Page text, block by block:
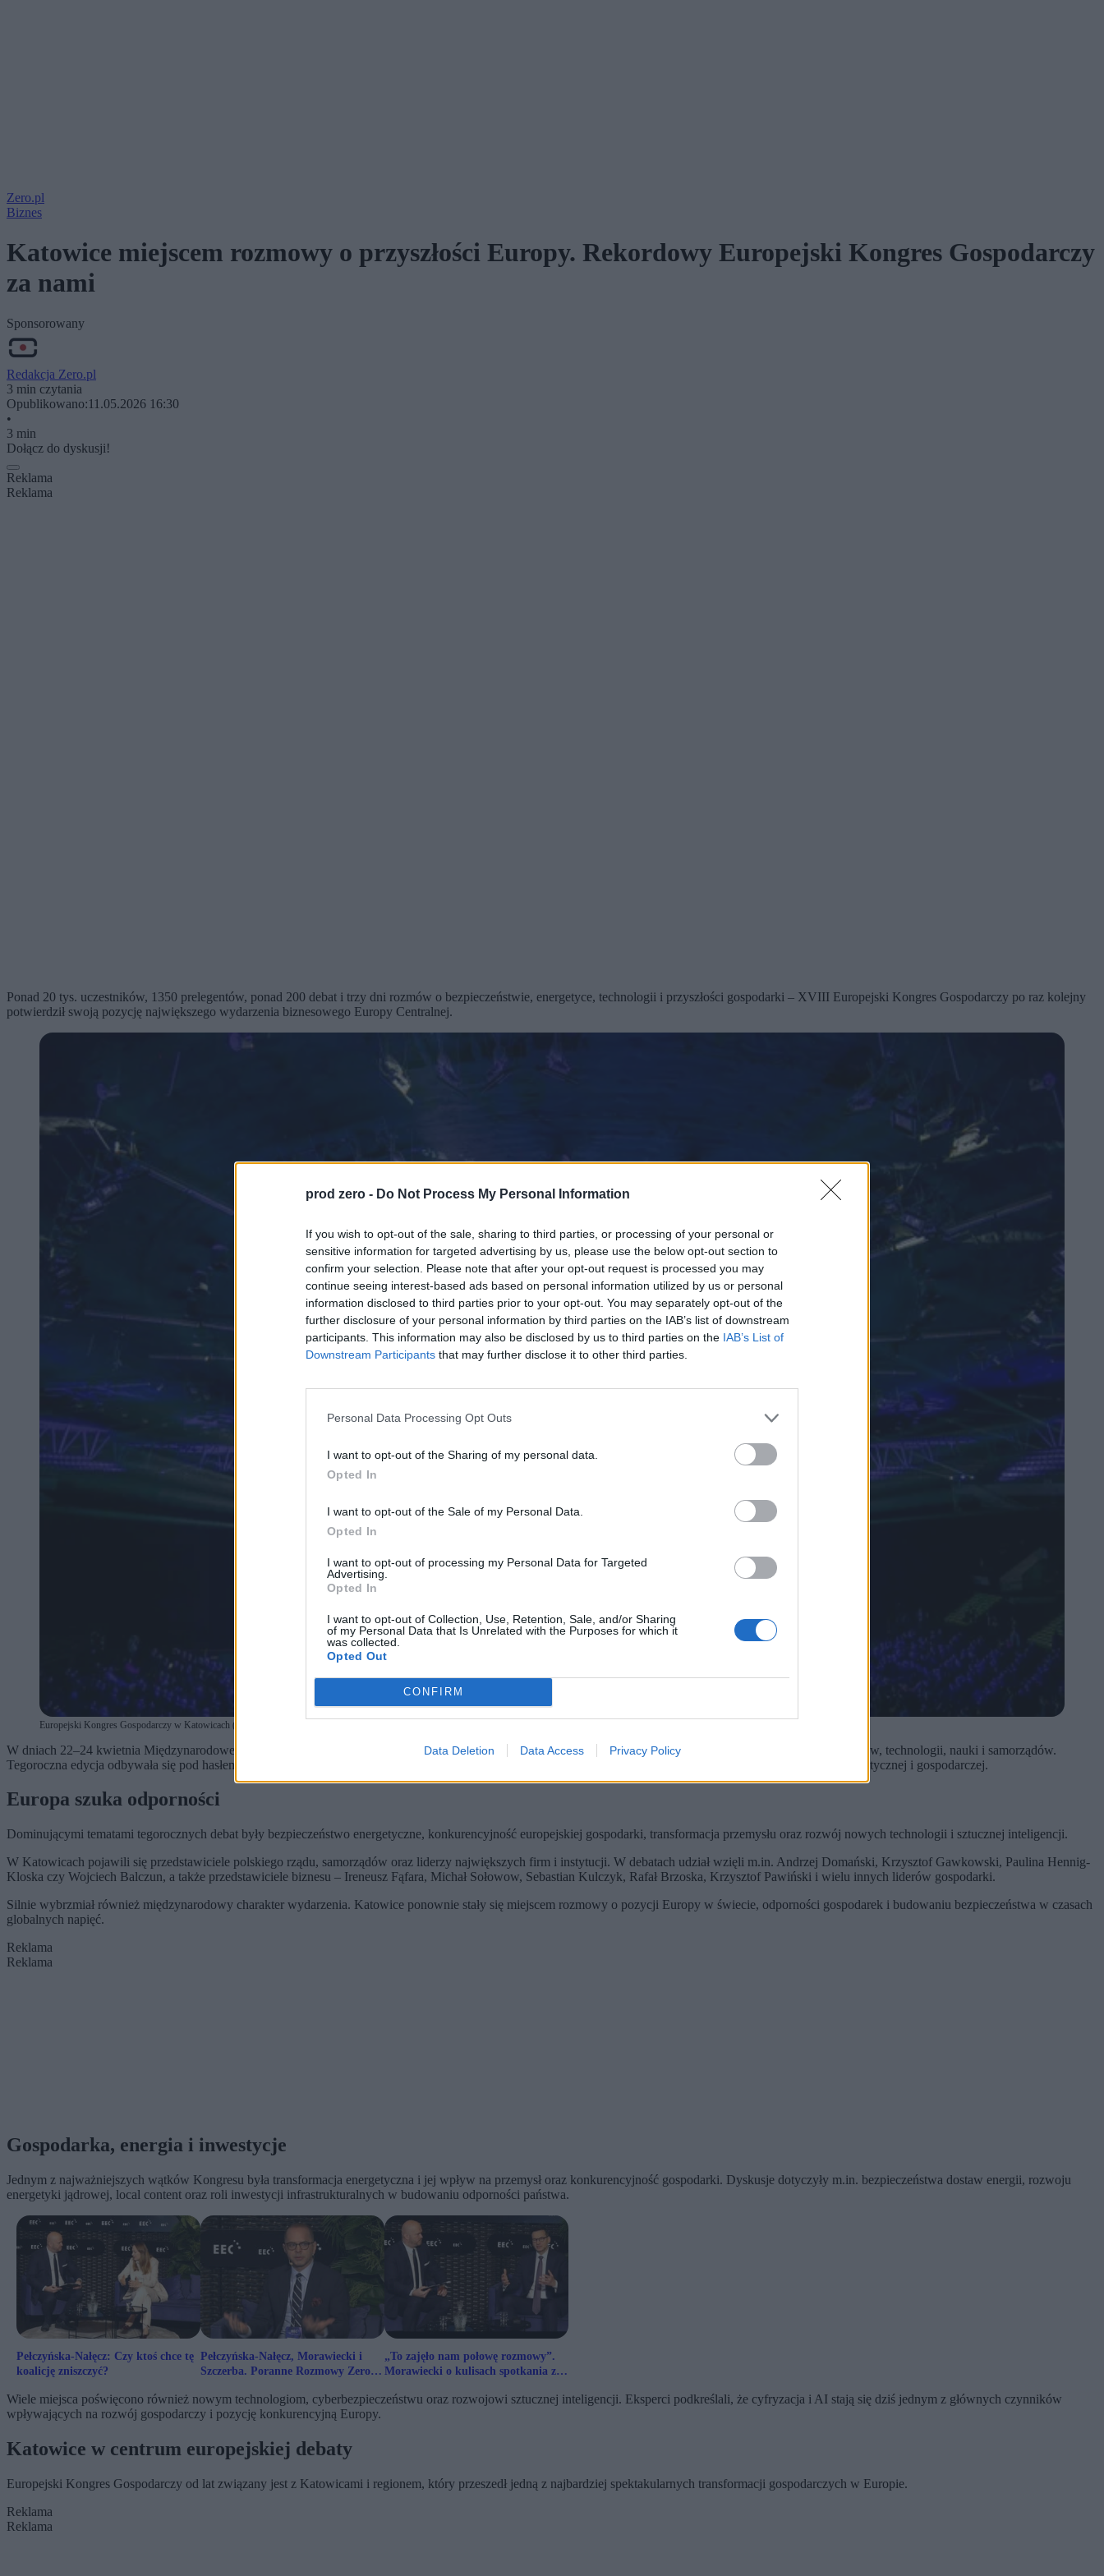
prod zero - Do Not Process My Personal Information
If you wish to opt-out of the sale, sharing to third parties, or processing of your personal or
sensitive information for targeted advertising by us, please use the below opt-out section to
confirm your selection. Please note that after your opt-out request is processed you may
continue seeing interest-based ads based on personal information utilized by us or personal
information disclosed to third parties prior to your opt-out. You may separately opt-out of the
further disclosure of your personal information by third parties on the IAB’s list of downstream
participants. This information may also be disclosed by us to third parties on the IAB’s List of
Downstream Participants that may further disclose it to other third parties.
Personal Data Processing Opt Outs
I want to opt-out of the Sharing of my personal data.
Opted In
I want to opt-out of the Sale of my Personal Data.
Opted In
I want to opt-out of processing my Personal Data for Targeted
Advertising.
Opted In
I want to opt-out of Collection, Use, Retention, Sale, and/or Sharing
of my Personal Data that Is Unrelated with the Purposes for which it
was collected.
Opted Out
CONFIRM
Data Deletion Data Access Privacy Policy
Zero.pl
Biznes
Katowice miejscem rozmowy o przyszłości Europy. Rekordowy Europejski Kongres Gospodarczy
za nami
Sponsorowany
Redakcja Zero.pl
3 min czytania
Opublikowano:11.05.2026 16:30
•
3 min
Dołącz do dyskusji!
Reklama
Reklama
Ponad 20 tys. uczestników, 1350 prelegentów, ponad 200 debat i trzy dni rozmów o bezpieczeństwie, energetyce, technologii i przyszłości gospodarki – XVIII Europejski Kongres Gospodarczy po raz kolejny
potwierdził swoją pozycję największego wydarzenia biznesowego Europy Centralnej.
Europejski Kongres Gospodarczy w Katowicach (fot. Materiały prasowe)
W dniach 22–24 kwietnia Międzynarodowe Centrum Kongresowe i Spodek w Katowicach stały się miejscem spotkania przedstawicieli administracji, biznesu, finansów, technologii, nauki i samorządów.
Tegoroczna edycja odbywała się pod hasłem „The power of dialogue. Siła dialogu”, które wyjątkowo mocno wybrzmiało w kontekście rosnącej niestabilności geopolitycznej i gospodarczej.
Europa szuka odporności
Dominującymi tematami tegorocznych debat były bezpieczeństwo energetyczne, konkurencyjność europejskiej gospodarki, transformacja przemysłu oraz rozwój nowych technologii i sztucznej inteligencji.
W Katowicach pojawili się przedstawiciele polskiego rządu, samorządów oraz liderzy największych firm i instytucji. W debatach udział wzięli m.in. Andrzej Domański, Krzysztof Gawkowski, Paulina Hennig-
Kloska czy Wojciech Balczun, a także przedstawiciele biznesu – Ireneusz Fąfara, Michał Sołowow, Sebastian Kulczyk, Rafał Brzoska, Krzysztof Pawiński i wielu innych liderów gospodarki.
Silnie wybrzmiał również międzynarodowy charakter wydarzenia. Katowice ponownie stały się miejscem rozmowy o pozycji Europy w świecie, odporności gospodarek i budowaniu bezpieczeństwa w czasach
globalnych napięć.
Reklama
Reklama
Gospodarka, energia i inwestycje
Jednym z najważniejszych wątków Kongresu była transformacja energetyczna i jej wpływ na przemysł oraz konkurencyjność gospodarki. Dyskusje dotyczyły m.in. bezpieczeństwa dostaw energii, rozwoju
energetyki jądrowej, local content oraz roli inwestycji infrastrukturalnych w budowaniu odporności państwa.
Pełczyńska-Nałęcz: Czy ktoś chce tę
koalicję zniszczyć?
Pełczyńska-Nałęcz, Morawiecki i
Szczerba. Poranne Rozmowy Zero
„To zajęło nam połowę rozmowy”.
Morawiecki o kulisach spotkania z
Wiele miejsca poświęcono również nowym technologiom, cyberbezpieczeństwu oraz rozwojowi sztucznej inteligencji. Eksperci podkreślali, że cyfryzacja i AI stają się dziś jednym z głównych czynników
wpływających na rozwój gospodarczy i pozycję konkurencyjną Europy.
Katowice w centrum europejskiej debaty
Europejski Kongres Gospodarczy od lat związany jest z Katowicami i regionem, który przeszedł jedną z najbardziej spektakularnych transformacji gospodarczych w Europie.
Reklama
Reklama